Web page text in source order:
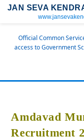
JAN SEVA
Official Common
access to Government
Amdavad
Recruitment